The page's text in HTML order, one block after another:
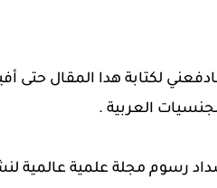
لكتابة هدا المقال حتى
العربية .
مجلة علمية عالمية